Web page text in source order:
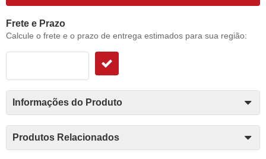
Frete e Prazo
Calcule o frete e o prazo de entrega estimados para sua região:
Informações do Produto
Produtos Relacionados